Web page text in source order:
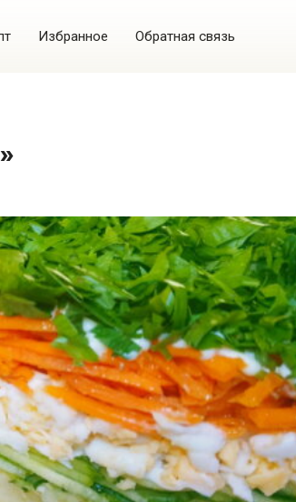
Избранное Обратная связь